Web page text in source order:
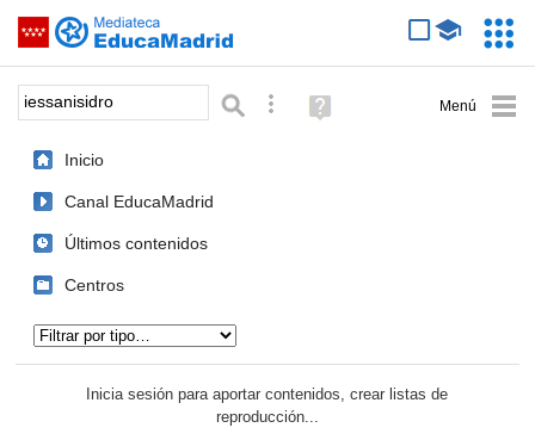
Saltar navegación
Palabra o frase: Búsqueda avanzada
Ayuda
(en
Inicio
Canal EducaMadrid
Últimos contenidos
Centros
Inicia sesión para aportar contenidos, crear listas de
reproducción...